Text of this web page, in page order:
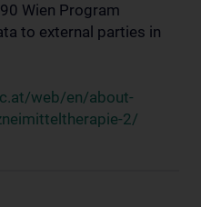
Wien Program
to external parties in
web/en/about-
2/